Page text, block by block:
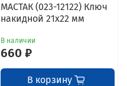
МАСТАК (023-12122) Ключ
накидной 21х22 мм
В наличии
660 ₽
В корзину